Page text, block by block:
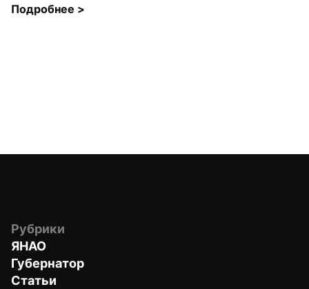
Подробнее >
Рубрики
ЯНАО
Губернатор
Статьи